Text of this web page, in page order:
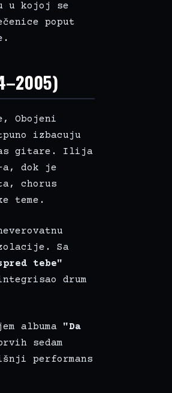
u kojoj se
poput
Obojeni
izbacuju
gitare. Ilija
a, dok je
chorus
teme.
Sa
tebe"
drum
albuma "Da
sedam
performans